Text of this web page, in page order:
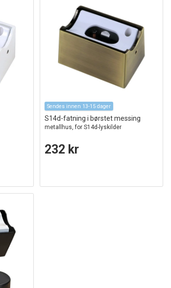
Sendes innen 13-15 dager
S14d-fatning i børstet messing
metallhus, for S14d-lyskilder
232 kr